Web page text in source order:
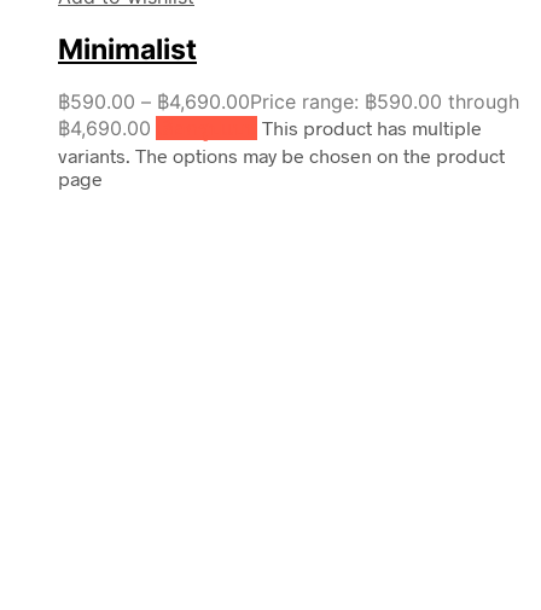
Minimalist
฿590.00 – ฿4,690.00Price range: ฿590.00 through
฿4,690.00
This product has multiple
variants. The options may be chosen on the product
page